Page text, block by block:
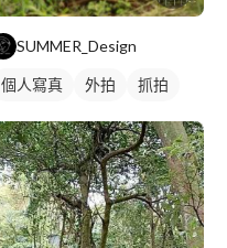
SUMMER_Design
個人寫真 外拍 抓拍